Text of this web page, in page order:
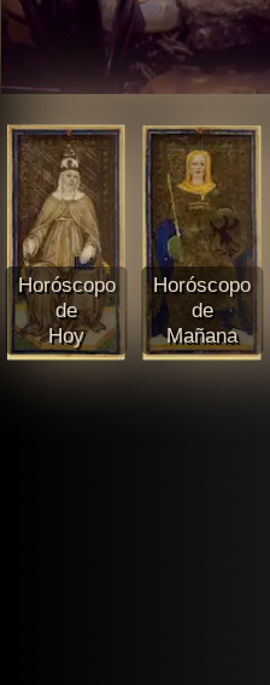
Horóscopo
de
Hoy
Horóscopo
de
Mañana